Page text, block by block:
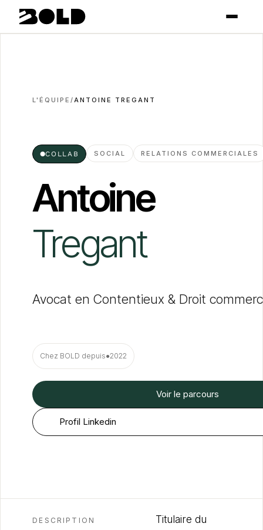
L'ÉQUIPE/ANTOINE TREGANT
●COLLAB SOCIAL RELATIONS COMMERCIALES
Antoine
Tregant
Avocat en Contentieux & Droit
Chez BOLD depuis●2022
Voir le parcours
Profil Linkedin
DESCRIPTION
Titulaire du